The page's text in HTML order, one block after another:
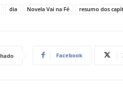
dia Novela Vai na Fé resumo dos
Facebook